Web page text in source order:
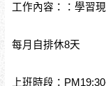
工作內容：：學習
每月自排休8天
上班時段：